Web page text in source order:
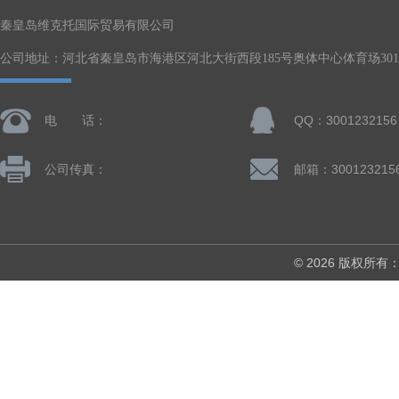
秦皇岛维克托国际贸易有限公司
公司地址：河北省秦皇岛市海港区河北大街西段185号奥体中心体育场
电 话： QQ：3001232156
公司传真： 邮箱：
© 2026 版权所有